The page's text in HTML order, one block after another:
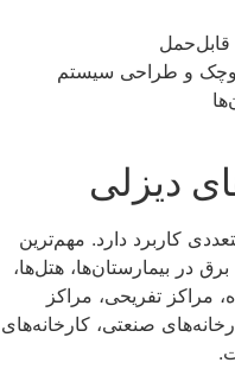
قابل‌حمل
و طراحی سیستم
دیزلی
کاربرد دارد. مهم‌ترین
در بیمارستان‌ها، هتل‌ها،
مراکز تفریحی، مراکز
صنعتی، کارخانه‌های